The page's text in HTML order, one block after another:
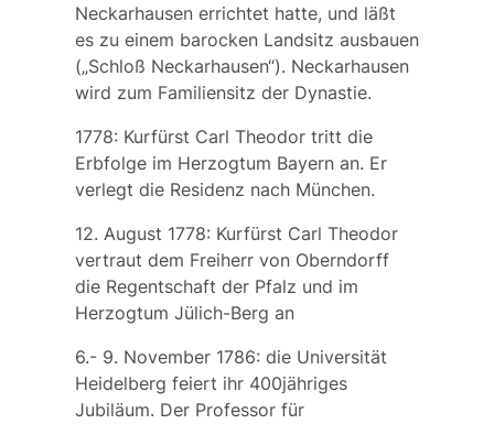
Neckarhausenerrichtet hatte, und läßt
es zu einem barocken Landsitz ausbauen
(„Schloß Neckarhausen“). Neckarhausen
wird zum Familiensitz der Dynastie.
1778: Kurfürst Carl Theodor tritt die
Erbfolge im Herzogtum Bayern an. Er
verlegt die Residenz nach München.
12. August 1778: Kurfürst Carl Theodor
vertraut dem Freiherr von Oberndorff
die Regentschaft der Pfalz und im
Herzogtum Jülich-Berg an
6.- 9. November 1786: die Universität
Heidelberg feiert ihr 400jähriges
Jubiläum. Der Professor für